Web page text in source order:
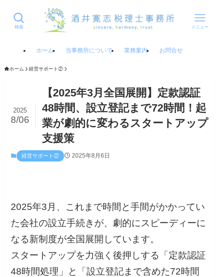
検索 メニュー
ホーム 当事務所について 業務案内 お問合せ
ホーム 経営サポート②
【2025年3月全国展開】定款認証
48時間、設立登記まで72時間！起
業が劇的に変わるスタートアップ
支援策
2025
8/06
経営サポート② 2025年8月6日
2025年3月、これまで時間と手間がかかってい
た会社の設立手続きが、劇的にスピーディーに
なる新制度が全国展開しています。
スタートアップを力強く後押しする「定款認証
48時間処理」と「設立登記まで含めた72時間